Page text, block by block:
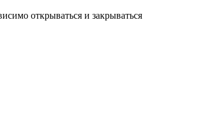
открываться и закрываться